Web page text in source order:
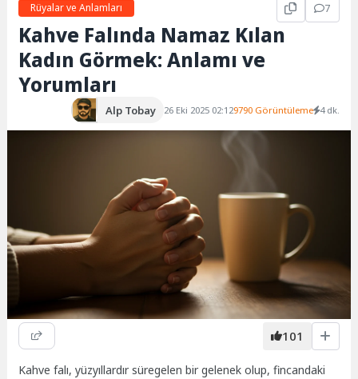
Rüyalar ve Anlamları
7
Kahve Falında Namaz Kılan
Kadın Görmek: Anlamı ve
Yorumları
Alp Tobay 26 Eki 2025 02:129790 Görüntüleme 4 dk.
101
Kahve falı, yüzyıllardır süregelen bir gelenek olup, fincandaki